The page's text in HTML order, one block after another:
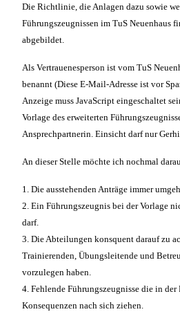
Die Richtlinie, die Anlagen dazu sowie
Führungszeugnissen im TuS Neuenhaus
abgebildet.
Als Vertrauenesperson ist vom TuS
benannt (Diese E-Mail-Adresse ist vor
Anzeige muss JavaScript eingeschaltet
Vorlage des erweiterten
Ansprechpartnerin. Einsicht darf nur
An dieser Stelle möchte ich nochmal
1. Die ausstehenden Anträge immer
2. Ein Führungszeugnis bei der Vorlage
darf.
3. Die Abteilungen konsquent darauf zu
Trainierenden, Übungsleitende und
vorzulegen haben.
4. Fehlende Führungszeugnisse die in
Konsequenzen nach sich ziehen.